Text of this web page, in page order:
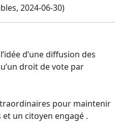
2024-06-30)
d’une diffusion des
droit de vote par
pour maintenir
un citoyen engagé .